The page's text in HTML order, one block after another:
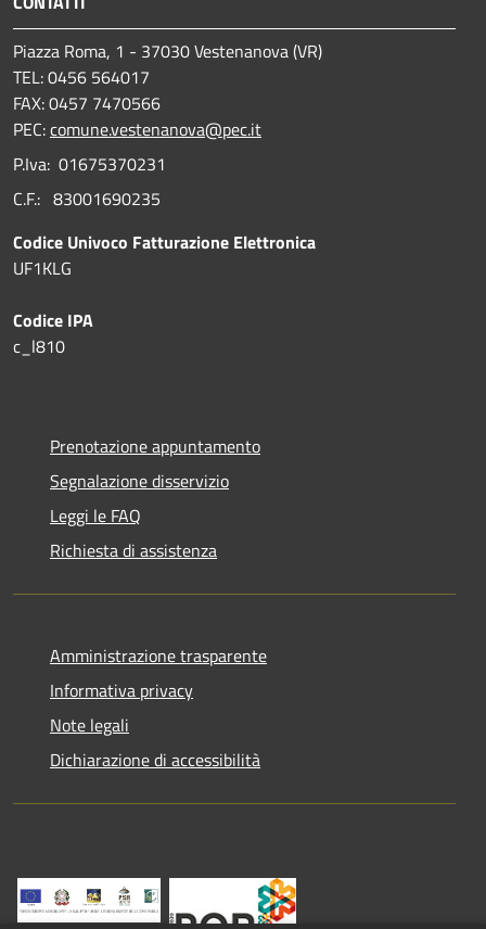
Piazza Roma, 1 - 37030 Vestenanova (VR)
TEL: 0456 564017
FAX: 0457 7470566
PEC:comune.vestenanova@pec.it
P.Iva: 01675370231
C.F.: 83001690235
Codice Univoco Fatturazione Elettronica
UF1KLG
Codice IPA
c_l810
Prenotazione appuntamento
Segnalazione disservizio
Leggi le FAQ
Richiesta di assistenza
Amministrazione trasparente
Informativa privacy
Note legali
Dichiarazione di accessibilità